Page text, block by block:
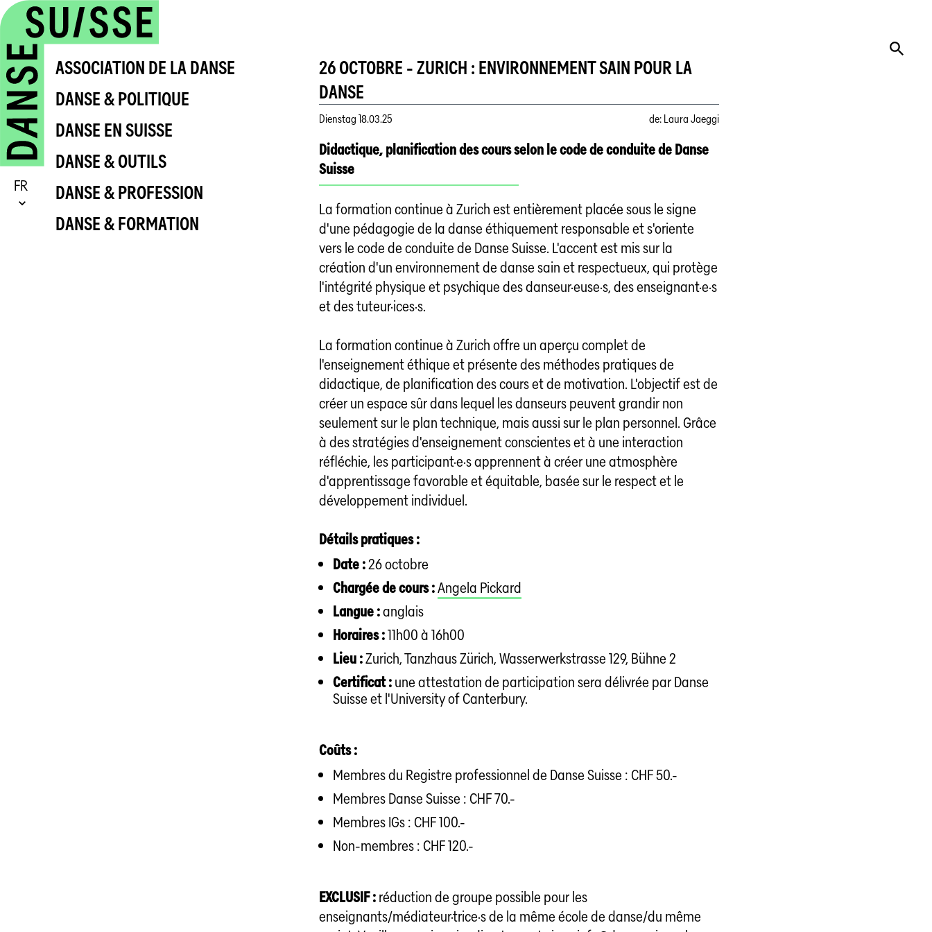
FR
ASSOCIATION DE LA DANSE
DANSE & POLITIQUE
DANSE EN SUISSE
DANSE & OUTILS
DANSE & PROFESSION
DANSE & FORMATION
26 OCTOBRE - ZURICH : ENVIRONNEMENT SAIN POUR LA
DANSE
Dienstag 18.03.25 de: Laura Jaeggi
Didactique, planification des cours selon le code de conduite de Danse
Suisse
La formation continue à Zurich est entièrement placée sous le signe
d'une pédagogie de la danse éthiquement responsable et s'oriente
vers le code de conduite de Danse Suisse. L'accent est mis sur la
création d'un environnement de danse sain et respectueux, qui protège
l'intégrité physique et psychique des danseur·euse·s, des enseignant·e·s
et des tuteur·ices·s.
La formation continue à Zurich offre un aperçu complet de
l'enseignement éthique et présente des méthodes pratiques de
didactique, de planification des cours et de motivation. L'objectif est de
créer un espace sûr dans lequel les danseurs peuvent grandir non
seulement sur le plan technique, mais aussi sur le plan personnel. Grâce
à des stratégies d'enseignement conscientes et à une interaction
réfléchie, les participant·e·s apprennent à créer une atmosphère
d'apprentissage favorable et équitable, basée sur le respect et le
développement individuel.
Détails pratiques :
Date :26 octobre
Chargée de cours :Angela Pickard
Langue :anglais
Horaires :11h00 à 16h00
Lieu :Zurich, Tanzhaus Zürich, Wasserwerkstrasse 129, Bühne 2
Certificat :une attestation de participation sera délivrée par Danse
Suisse et l'University of Canterbury.
Coûts :
Membres du Registre professionnel de Danse Suisse : CHF 50.-
Membres Danse Suisse : CHF 70.-
Membres IGs : CHF 100.-
Non-membres : CHF 120.-
EXCLUSIF :réduction de groupe possible pour les
enseignants/médiateur·trice·s de la même école de danse/du même